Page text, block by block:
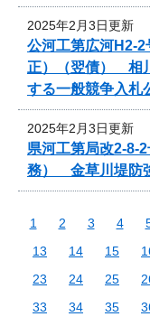
2025年2月3日更新
公河工第広河H2-
正）（翌債） 相
する一般競争入札
2025年2月3日更新
県河工第局改2-8-
務） 金草川堤防
1 2 3 4
13
14 15
23
24 25
33
34 35